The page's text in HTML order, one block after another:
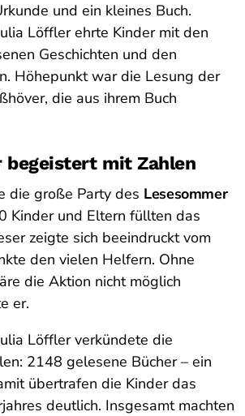
und ein kleines Buch.
Löffler ehrte Kinder mit den
Geschichten und den
Höhepunkt war die Lesung der
die aus ihrem Buch
begeistert mit Zahlen
die große Party des Lesesommer
Kinder und Eltern füllten das
zeigte sich beeindruckt vom
den vielen Helfern. Ohne
die Aktion nicht möglich
er.
Löffler verkündete die
2148 gelesene Bücher – ein
übertrafen die Kinder das
deutlich. Insgesamt machten